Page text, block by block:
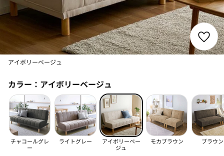
アイボリーベージュ
カラー： アイボリーベージュ
チャコールグレ
ー
ライトグレー
アイボリーベー
ジュ
モカブラウン ブラウン